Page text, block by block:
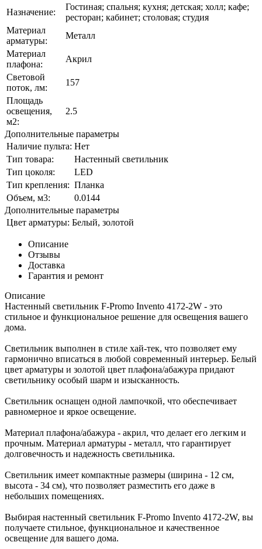
Назначение:
Гостиная; спальня; кухня; детская; холл; кафе;
ресторан; кабинет; столовая; студия
Материал
арматуры:
Металл
Материал
плафона:
Акрил
Световой
поток, лм:
157
Площадь
освещения,
м2:
2.5
Дополнительные параметры
Наличие пульта: Нет
Тип товара:
Настенный светильник
Тип цоколя:
LED
Тип крепления: Планка
Объем, м3:
0.0144
Дополнительные параметры
Цвет арматуры: Белый, золотой
Описание
Отзывы
Доставка
Гарантия и ремонт
Описание
Настенный светильник F-Promo Invento 4172-2W - это
стильное и функциональное решение для освещения вашего
дома.
Светильник выполнен в стиле хай-тек, что позволяет ему
гармонично вписаться в любой современный интерьер. Белый
цвет арматуры и золотой цвет плафона/абажура придают
светильнику особый шарм и изысканность.
Светильник оснащен одной лампочкой, что обеспечивает
равномерное и яркое освещение.
Материал плафона/абажура - акрил, что делает его легким и
прочным. Материал арматуры - металл, что гарантирует
долговечность и надежность светильника.
Светильник имеет компактные размеры (ширина - 12 см,
высота - 34 см), что позволяет разместить его даже в
небольших помещениях.
Выбирая настенный светильник F-Promo Invento 4172-2W, вы
получаете стильное, функциональное и качественное
освещение для вашего дома.